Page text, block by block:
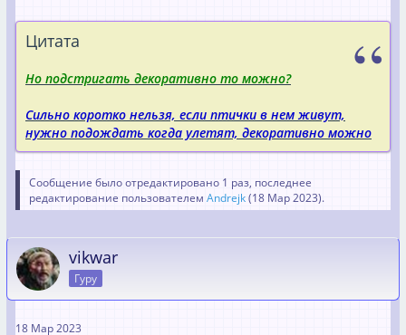
Цитата
Но подстригать декоративно то можно?
Сильно коротко нельзя, если птички в нем живут,
нужно подождать когда улетят, декоративно можно
Сообщение было отредактировано 1 раз, последнее
редактирование пользователем Andrejk(18 Мар 2023).
vikwar
Гуру
18 Мар 2023